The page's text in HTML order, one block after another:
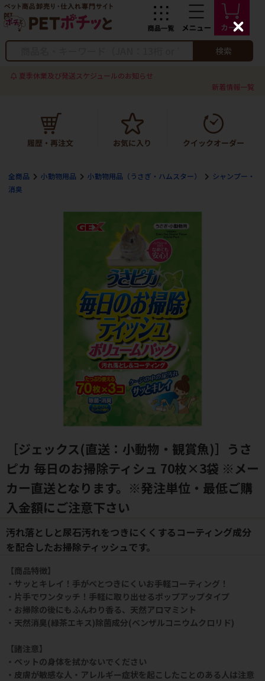
検索
夏季休業及び発送スケジュールのお知らせ
新着情報一覧
全商品 小動物用品 小動物用品（うさぎ・ハムスター）
シャンプー・
消臭
［ジェックス(直送：小動物・観賞魚)］うさ
ピカ 毎日のお掃除ティシュ 70枚×3袋 ※メー
カー直送となります。※発注単位・最低ご購
入金額にご注意下さい
汚れ落としと尿石汚れをつきにくくするコーティング成分
を配合したお掃除ティッシュです。
【商品特徴】
・サッとキレイ！手がべとつきにくいお手軽コーティング！
・片手でワンタッチ！手軽に取り出せるポップアップタイプ
・お掃除の後にもふんわり香る、天然アロマミント
・天然消臭(緑茶エキス)除菌成分(ベンザルコニウムクロリド)
【諸注意】
・ペットの身体を拭かないでください
・皮膚が敏感な人・アレルギー症状を起こしたことのある人は注意
C
l
s